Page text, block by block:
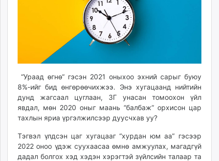
eagle.mn
zarig.mn
today.mn
mminfo.mn
ugluu.mn
“Ураад өгнө” гэсэн 2021 оныхоо эхний сарыг буюу
8%-ийг бид өнгөрөөчихжээ. Энэ хугацаанд нийтийн
дунд жагсаал цуглаан, ЗГ унасан томоохон үйл
явдал, мөн 2020 оныг маань “балбаж” орхисон цар
тахлын яриа үргэлжилсээр дуусчхав уу?
Тэгвэл үлдсэн цаг хугацааг “хурдан юм аа” гэсээр
2022 оноо үдэж суухаасаа өмнө амжуулах, магадгүй
дадал болгох хэд хэдэн хэрэгтэй зүйлсийн талаар та